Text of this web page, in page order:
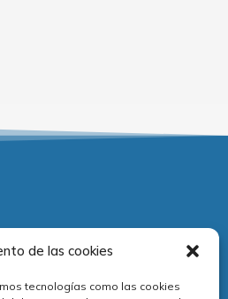
de las cookies
tecnologías como las cookies